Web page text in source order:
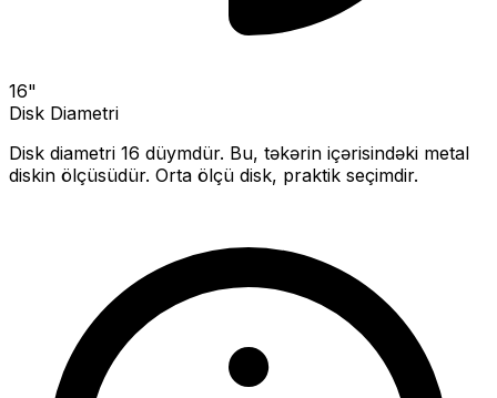
16"
Disk Diametri
Disk diametri 16 düymdür. Bu, təkərin içərisindəki metal
diskin ölçüsüdür. Orta ölçü disk, praktik seçimdir.